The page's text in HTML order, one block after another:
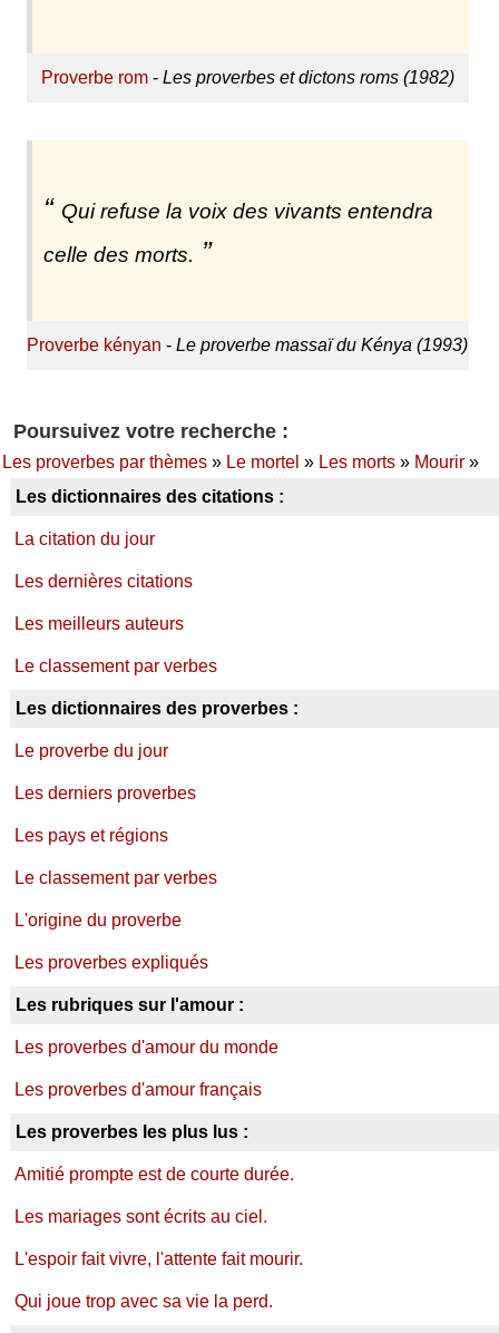
Proverbe rom- Les proverbes et dictons roms (1982)
Qui refuse la voix des vivants entendra
celle des morts.
Proverbe kényan -Le proverbe massaï du Kénya (1993)
Poursuivez votre recherche :
Les proverbes par thèmes» Le mortel » Les morts» Mourir»
Les dictionnaires des citations :
La citation du jour
Les dernières citations
Les meilleurs auteurs
Le classement par verbes
Les dictionnaires des proverbes :
Le proverbe du jour
Les derniers proverbes
Les pays et régions
Le classement par verbes
L'origine du proverbe
Les proverbes expliqués
Les rubriques sur l'amour :
Les proverbes d'amour du monde
Les proverbes d'amour français
Les proverbes les plus lus :
Amitié prompte est de courte durée.
Les mariages sont écrits au ciel.
L'espoir fait vivre, l'attente fait mourir.
Qui joue trop avec sa vie la perd.